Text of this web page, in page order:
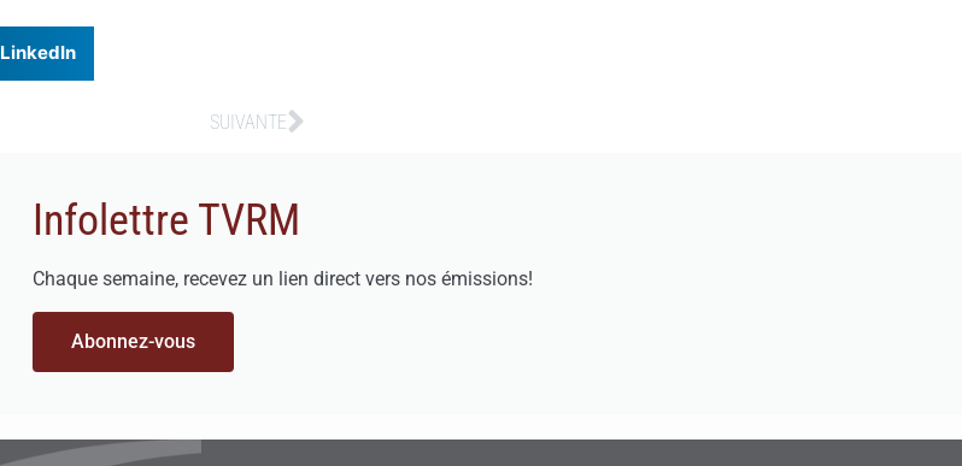
LinkedIn
SUIVANTE
Infolettre TVRM
Chaque semaine, recevez un lien direct vers nos émissions!
Abonnez-vous